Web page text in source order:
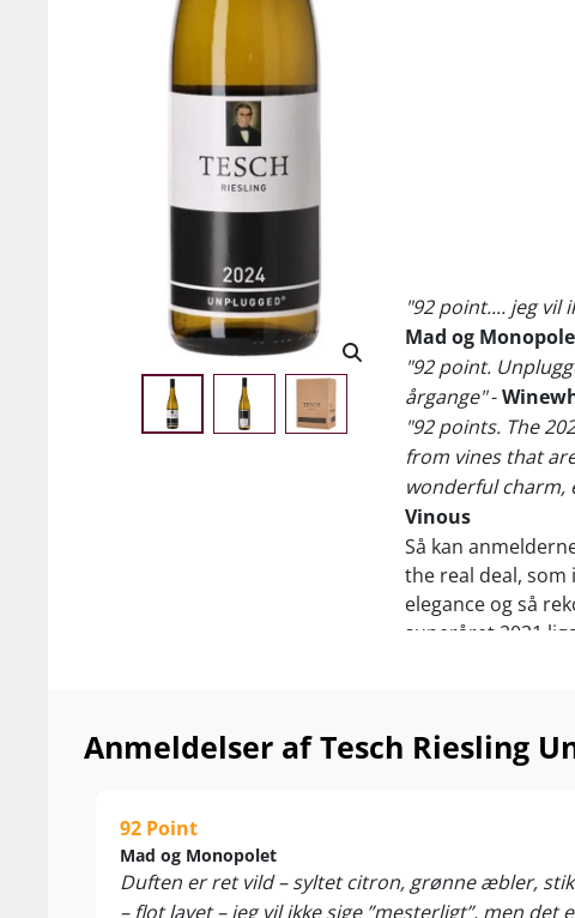
"92 point.... jeg vil
Mad og
"92 point.
årgange"-
"92 points. The
from vines that
wonderful charm,
Vinous
Så kan
the real deal, som
elegance og så
superåret 2021
produktionen og
flasker end
vinstokke på 5 af
Grosses Lage
-
Anmeldelser af Tesch Riesling
92 Point
Mad og Monopolet
Duften er ret vild – syltet citron, grønne æbler,
– flot lavet – jeg vil ikke sige ”mesterligt”, men